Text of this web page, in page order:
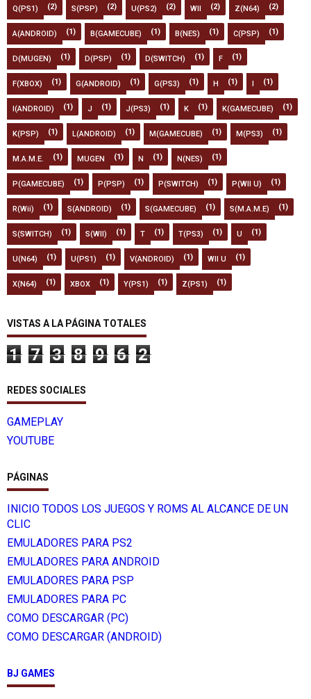
Q(PS1) (2) S(PSP) (2) U(PS2) (2) WII (2) Z(N64) (2)
A(ANDROID) (1) B(GAMECUBE) (1) B(NES) (1) C(PSP) (1)
D(MUGEN) (1) D(PSP) (1) D(SWITCH) (1) F (1)
F(XBOX) (1) G(ANDROID) (1) G(PS3) (1) H (1) (1)
I(ANDROID) (1) J (1) J(PS3) (1) K (1) K(GAMECUBE) (1)
K(PSP) (1) L(ANDROID) (1) M(GAMECUBE) (1) M(PS3) (1)
M.A.M.E. (1) MUGEN (1) N (1) N(NES) (1)
P(GAMECUBE) (1) P(PSP) (1) P(SWITCH) (1) P(WII U) (1)
R(Wii) (1) S(ANDROID) (1) S(GAMECUBE) (1) S(M.A.M.E) (1)
S(SWITCH) (1) S(WII) (1) T (1) T(PS3) (1) U (1)
U(N64) (1) U(PS1) (1) V(ANDROID) (1) WII U (1)
X(N64) (1) XBOX (1) Y(PS1) (1) Z(PS1) (1)
VISTAS A LA PÁGINA TOTALES
1 7 3 8 9 6 2
REDES SOCIALES
GAMEPLAY
YOUTUBE
PÁGINAS
INICIO TODOS LOS JUEGOS Y ROMS AL ALCANCE DE UN
CLIC
EMULADORES PARA PS2
EMULADORES PARA ANDROID
EMULADORES PARA PSP
EMULADORES PARA PC
COMO DESCARGAR (PC)
COMO DESCARGAR (ANDROID)
BJ GAMES